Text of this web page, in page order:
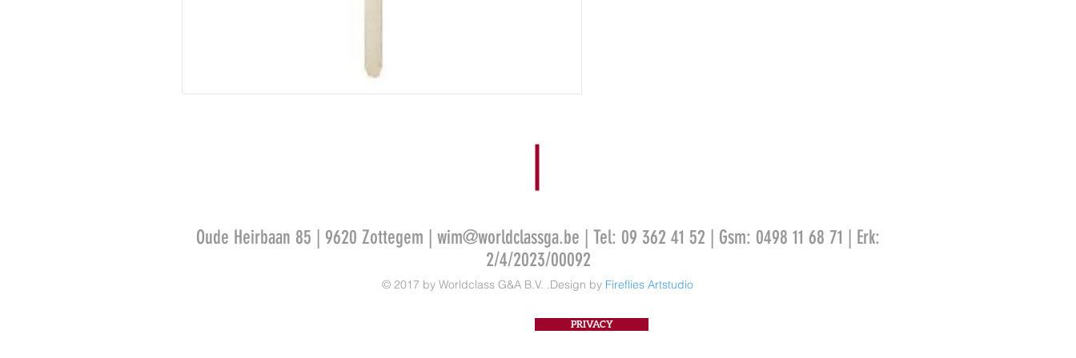
Oude Heirbaan 85 | 9620 Zottegem | wim@worldclassga.be | Tel: 09 362 41 52 | Gsm: 0498 11 68 71 | Erk:
2/4/2023/00092
© 2017 by Worldclass G&A B.V. .Design by Fireflies Artstudio
PRIVACY